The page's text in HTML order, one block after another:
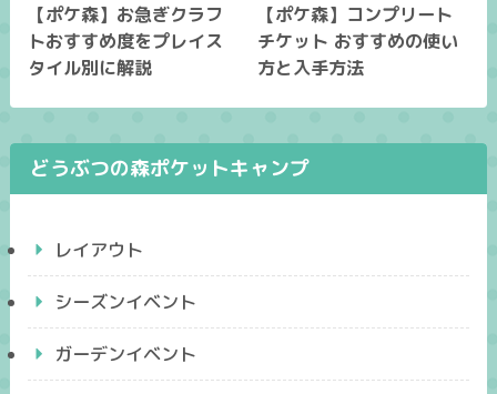
【ポケ森】お急ぎクラフ
トおすすめ度をプレイス
タイル別に解説
【ポケ森】コンプリート
チケット おすすめの使い
方と入手方法
どうぶつの森ポケットキャンプ
レイアウト
シーズンイベント
ガーデンイベント